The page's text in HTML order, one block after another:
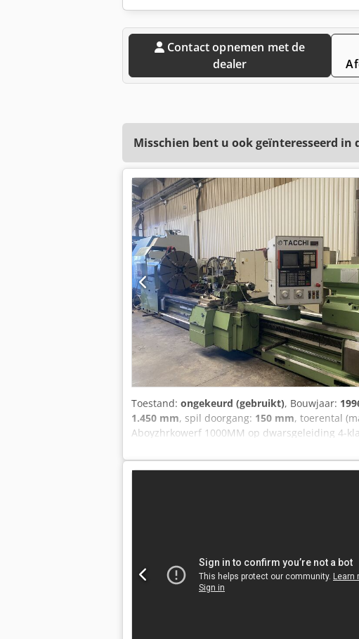
Contact opnemen met de
dealer
Misschien bent u ook geïnteresseerd in
Toestand: ongekeurd (gebruikt), Bouwjaar:
1.450 mm, spil doorgang: 150 mm, toerental
Aboyzhrkowerf 1000MM op dwarsgeleiding 4-